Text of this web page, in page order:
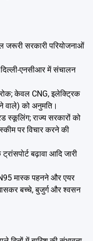
जरूरी सरकारी परियोजनाओं
एनसीआर में संचालन
केवल CNG, इलेक्ट्रिक
वाले) को अनुमति।
स्कूलिंग; राज्य सरकारों को
पर विचार करने की
बढ़ावा आदि जारी
मास्क पहनने और एयर
बच्चे, बुजुर्ग और श्वसन